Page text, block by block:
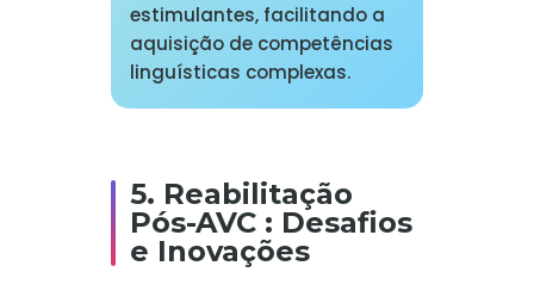
estimulantes, facilitando a
aquisição de competências
linguísticas complexas.
5. Reabilitação
Pós-AVC : Desafios
e Inovações